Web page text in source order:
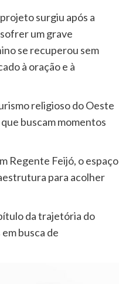
surgiu após a
um grave
se recuperou sem
à oração e à
religioso do Oeste
buscam momentos
Regente Feijó, o espaço
para acolher
da trajetória do
busca de